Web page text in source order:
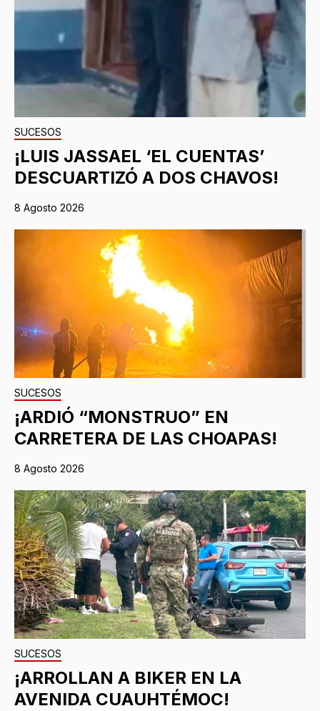
SUCESOS
¡LUIS JASSAEL ‘EL CUENTAS’
DESCUARTIZÓ A DOS CHAVOS!
8 Agosto 2026
SUCESOS
¡ARDIÓ “MONSTRUO” EN
CARRETERA DE LAS CHOAPAS!
8 Agosto 2026
SUCESOS
¡ARROLLAN A BIKER EN LA
AVENIDA CUAUHTÉMOC!